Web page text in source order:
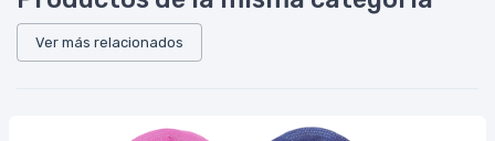
Ver más relacionados